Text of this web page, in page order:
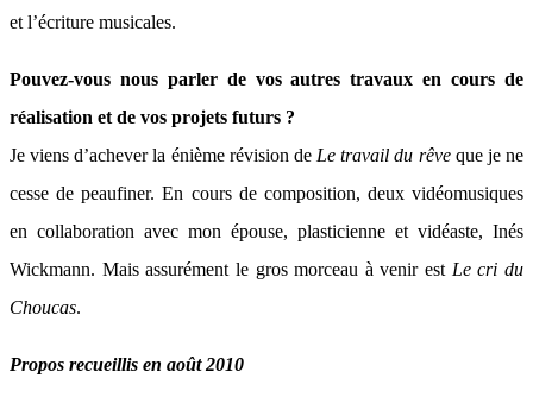
et l’écriture musicales.
Pouvez-vous nous parler de vos autres travaux en cours de
réalisation et de vos projets futurs ?
Je viens d’achever la énième révision de Le travail du rêveque je ne
cesse de peaufiner. En cours de composition, deux vidéomusiques
en collaboration avec mon épouse, plasticienne et vidéaste, Inés
Wickmann. Mais assurément le gros morceau à venir est Le cri du
Choucas.
Propos recueillis en août 2010